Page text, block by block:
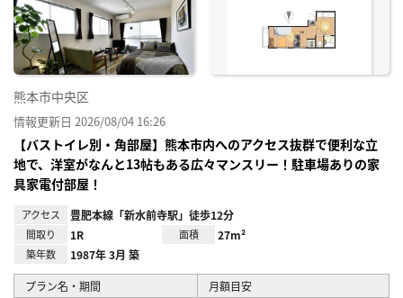
熊本市中央区
情報更新日 2026/08/04 16:26
【バストイレ別・角部屋】熊本市内へのアクセス抜群で便利な立
地で、洋室がなんと13帖もある広々マンスリー！駐車場ありの家
具家電付部屋！
アクセス 豊肥本線「新水前寺駅」徒歩12分
間取り 1R 面積 27m²
築年数 1987年 3月 築
プラン名・期間 月額目安